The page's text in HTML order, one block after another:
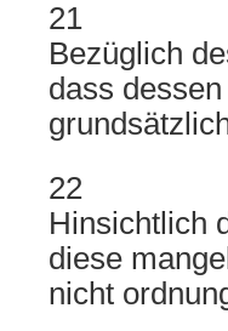
21
Bezüglich
dass
22
Hinsichtlich
diese
nicht